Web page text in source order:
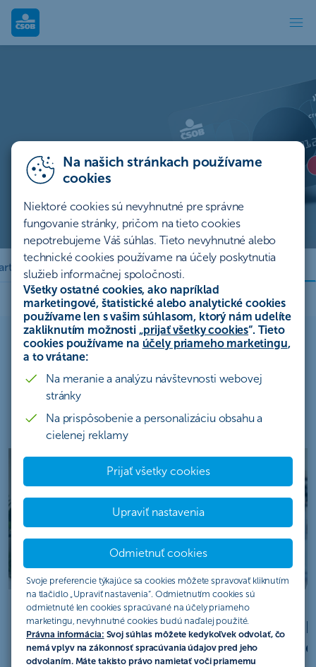
Na našich stránkach používame
cookies
Niektoré cookies sú nevyhnutné pre správne
fungovanie stránky, pričom na tieto cookies
nepotrebujeme Váš súhlas. Tieto nevyhnutné alebo
technické cookies používame na účely poskytnutia
služieb informačnej spoločnosti.
Všetky ostatné cookies, ako napríklad
marketingové, štatistické alebo analytické cookies
používame len s vašim súhlasom, ktorý nám udelíte
zakliknutím možnosti „prijať všetky cookies“. Tieto
cookies používame na účely priameho marketingu,
a to vrátane:
Na meranie a analýzu návštevnosti webovej
stránky
Na prispôsobenie a personalizáciu obsahu a
cielenej reklamy
Prijať všetky cookies
Upraviť nastavenia
Odmietnuť cookies
Svoje preferencie týkajúce sa cookies môžete spravovať kliknutím
na tlačidlo „Upraviť nastavenia“. Odmietnutím cookies sú
odmietnuté len cookies spracúvané na účely priameho
marketingu, nevyhnutné cookies budú naďalej použité.
Právna informácia: Svoj súhlas môžete kedykoľvek odvolať, čo
nemá vplyv na zákonnosť spracúvania údajov pred jeho
odvolaním. Máte takisto právo namietať voči priamemu
S kreditnou kartou Mastercard Standard máte financie vždy
poruke. Vďaka poisteniu ochrany nákupu a predĺženej záruky
budete mať zakúpený tovar automaticky poistený.
Ako funguje kreditka?
online Nahlásenie poistnej udalosti online
Benefity kreditnej karty Mastercard
Bezúročné obdobie až 55
dní